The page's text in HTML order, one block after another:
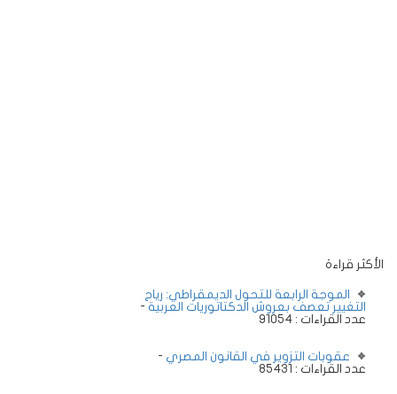
الأكثر قراءة
الموجة الرابعة للتحول الديمقراطي: رياح
التغيير تعصف بعروش الدكتاتوريات العربية -
عدد القراءات : 91054
عقوبات التزوير في القانون المصري -
عدد القراءات : 85431